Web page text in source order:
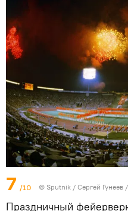
7 /10 © Sputnik / Сергей Гунеев /
Праздничный